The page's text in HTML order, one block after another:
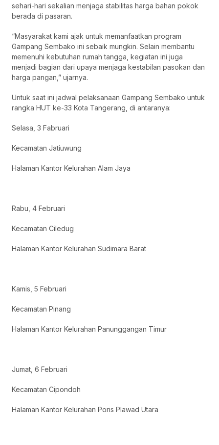
sehari-hari sekalian menjaga stabilitas harga bahan pokok
berada di pasaran.
“Masyarakat kami ajak untuk memanfaatkan program
Gampang Sembako ini sebaik mungkin. Selain membantu
memenuhi kebutuhan rumah tangga, kegiatan ini juga
menjadi bagian dari upaya menjaga kestabilan pasokan dan
harga pangan,” ujarnya.
Untuk saat ini jadwal pelaksanaan Gampang Sembako untuk
rangka HUT ke-33 Kota Tangerang, di antaranya:
Selasa, 3 Fabruari
Kecamatan Jatiuwung
Halaman Kantor Kelurahan Alam Jaya
Rabu, 4 Februari
Kecamatan Ciledug
Halaman Kantor Kelurahan Sudimara Barat
Kamis, 5 Februari
Kecamatan Pinang
Halaman Kantor Kelurahan Panunggangan Timur
Jumat, 6 Februari
Kecamatan Cipondoh
Halaman Kantor Kelurahan Poris Plawad Utara